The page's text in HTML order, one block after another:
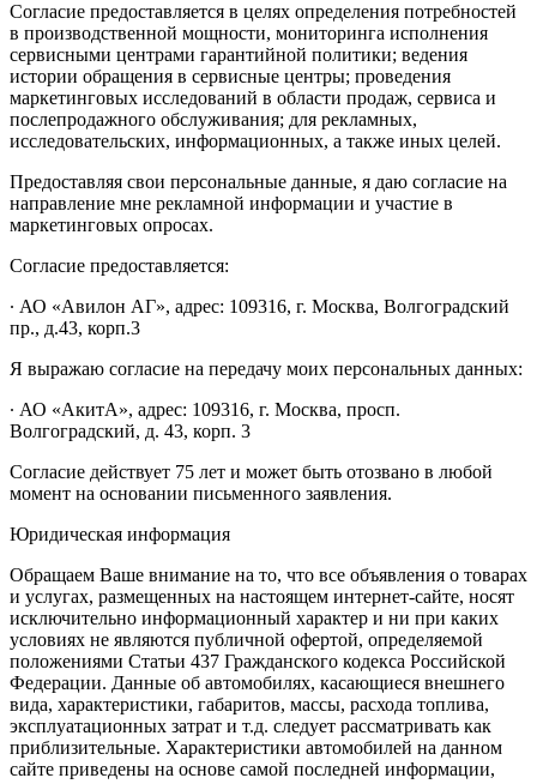
Согласие предоставляется в целях определения потребностей
в производственной мощности, мониторинга исполнения
сервисными центрами гарантийной политики; ведения
истории обращения в сервисные центры; проведения
маркетинговых исследований в области продаж, сервиса и
послепродажного обслуживания; для рекламных,
исследовательских, информационных, а также иных целей.
Предоставляя свои персональные данные, я даю согласие на
направление мне рекламной информации и участие в
маркетинговых опросах.
Согласие предоставляется:
∙ АО «Авилон АГ», адрес: 109316, г. Москва, Волгоградский
пр., д.43, корп.3
Я выражаю согласие на передачу моих персональных данных:
∙ АО «АкитА», адрес: 109316, г. Москва, просп.
Волгоградский, д. 43, корп. 3
Согласие действует 75 лет и может быть отозвано в любой
момент на основании письменного заявления.
Юридическая информация
Обращаем Ваше внимание на то, что все объявления о товарах
и услугах, размещенных на настоящем интернет-сайте, носят
исключительно информационный характер и ни при каких
условиях не являются публичной офертой, определяемой
положениями Статьи 437 Гражданского кодекса Российской
Федерации. Данные об автомобилях, касающиеся внешнего
вида, характеристики, габаритов, массы, расхода топлива,
эксплуатационных затрат и т.д. следует рассматривать как
приблизительные. Характеристики автомобилей на данном
сайте приведены на основе самой последней информации,